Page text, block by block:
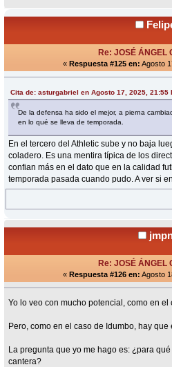
Re: JOSÉ ÁNGEL
« Respuesta #125 en: Agosto
Cita de: asturgabriel en Agosto 17, 2025, 21:55
De la defensa ha sido el mejor, a pierna
en lo qué se lleva de temporada.
En el tercero del Athletic sube y no baja
coladero. Es una mentira típica de los
confian más en el dato que en la calidad
temporada pasada cuando pudo. A ver si
Re: JOSÉ ÁNGEL
« Respuesta #126 en: Agosto
Yo lo veo con mucho potencial, como en el
Pero, como en el caso de Idumbo, hay que
La pregunta que yo me hago es: ¿para
cantera?